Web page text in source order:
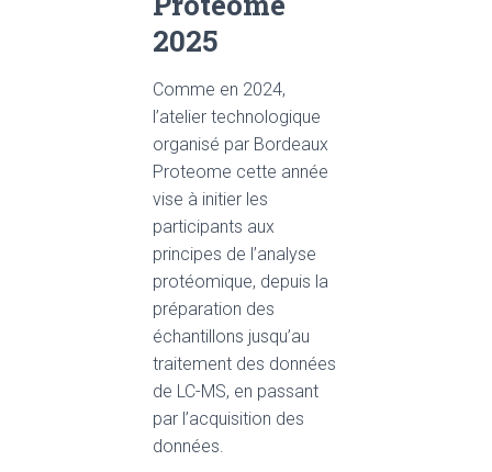
2025
Comme en 2024,
l’atelier technologique
organisé par Bordeaux
Proteome cette année
vise à initier les
participants aux
principes de l’analyse
protéomique, depuis la
préparation des
échantillons jusqu’au
traitement des données
de LC-MS, en passant
par l’acquisition des
données.